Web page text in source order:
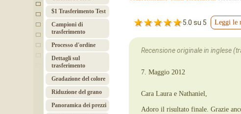
$1 Trasferimento Test
Campioni di
trasferimento
Processo d'ordine
Dettagli sul
trasferimento
Gradazione del colore
Riduzione del grano
Panoramica dei prezzi
5.0 su 5 Leggi le
Recensione originale in inglese
7. Maggio 2012
Cara Laura e Nathaniel,
Adoro il risultato finale. Grazie